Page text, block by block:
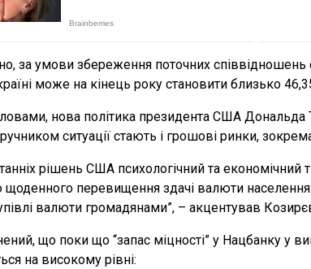
за умови збереження поточних
може на кінець року становити близько
нова політика президента США Дональда
ситуації стають і грошові ринки,
рішень США психологічний та
перевищення здачі валюти
валюти громадянами”, – акцентував
що поки що “запас міцності” у Нацбанку у
на високому рівні: